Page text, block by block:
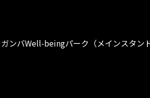
ンバWell-beingパーク（メインスタン